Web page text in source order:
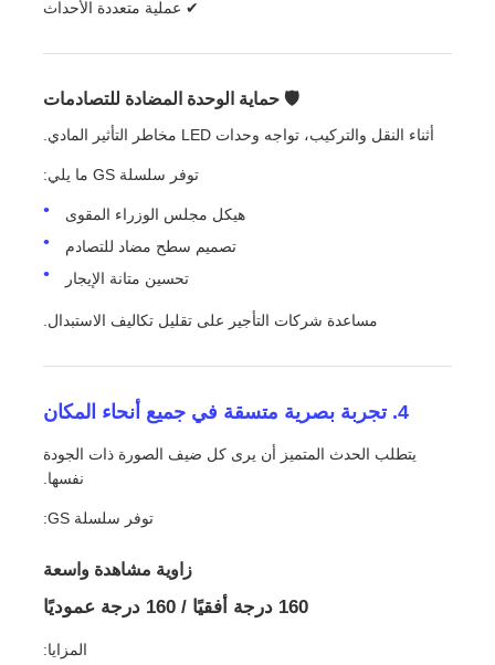
✔ عملية متعددة الأحداث
🛡 حماية الوحدة المضادة للتصادمات
أثناء النقل والتركيب، تواجه وحدات LED مخاطر التأثير المادي.
توفر سلسلة GS ما يلي:
هيكل مجلس الوزراء المقوى
تصميم سطح مضاد للتصادم
تحسين متانة الإيجار
مساعدة شركات التأجير على تقليل تكاليف الاستبدال.
4. تجربة بصرية متسقة في جميع أنحاء المكان
يتطلب الحدث المتميز أن يرى كل ضيف الصورة ذات الجودة
نفسها.
توفر سلسلة GS:
زاوية مشاهدة واسعة
160 درجة أفقيًا / 160 درجة عموديًا
المزايا: